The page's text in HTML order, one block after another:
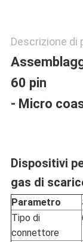
Descrizione di
60 pin
- Micro
Dispositivi
gas di
Parametro
Tipo di
connettore